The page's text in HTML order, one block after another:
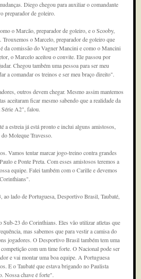
Diego chegou para auxiliar o comandante
preparador de goleiro.
o Marcão, preparador de goleiro, e o Scooby,
Trouxemos o Marcelo, preparador de goleiro que
é da comissão do Vagner Mancini e como o Mancini
o Marcelo aceitou o convite. Ele passou por
Chegou também uma pessoa para ser meu
a comandar os treinos e ser meu braço direito".
outros devem chegar. Mesmo assim mantemos
aceitaram ficar mesmo sabendo que a realidade da
Série A2", falou.
a estreia já está pronto e inclui alguns amistosos,
do Moleque Travesso.
Vamos tentar marcar jogo-treino contra grandes
e Ponte Preta. Com esses amistosos teremos a
equipe. Falei também com o Carille e devemos
ao lado de Portuguesa, Desportivo Brasil, Taubaté,
Sub-23 do Corinthians. Eles vão utilizar atletas que
mas sabemos que para vestir a camisa do
jogadores. O Desportivo Brasil também tem uma
com um time forte. O Nacional pode ser
e vai montar uma boa equipe. A Portuguesa
E o Taubaté que estava brigando no Paulista
Nossa chave é forte".